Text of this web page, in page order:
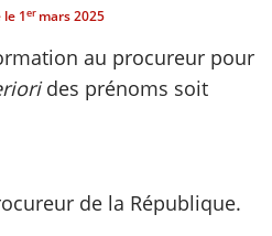
le 1er mars 2025
au procureur pour
des prénoms soit
de la République.